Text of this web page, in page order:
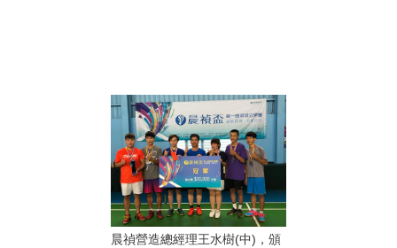
晨禎營造總經理王水樹(中)，頒